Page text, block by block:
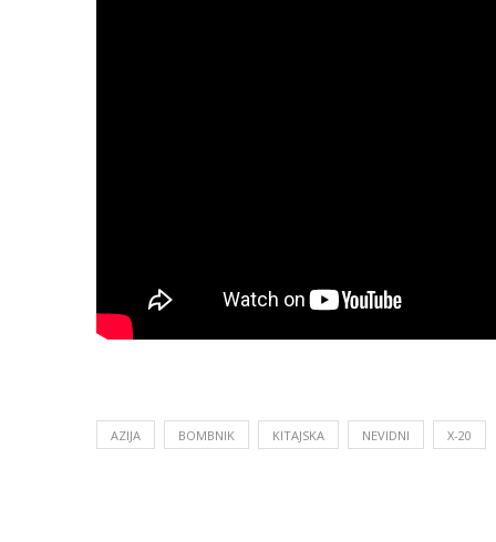
AZIJA BOMBNIK KITAJSKA NEVIDNI X-20